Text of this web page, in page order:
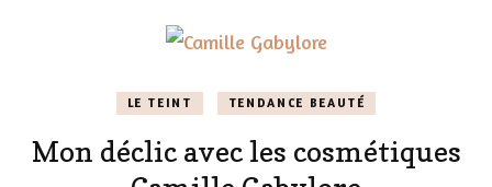
LE TEINT TENDANCE BEAUTÉ
Mon déclic avec les cosmétiques